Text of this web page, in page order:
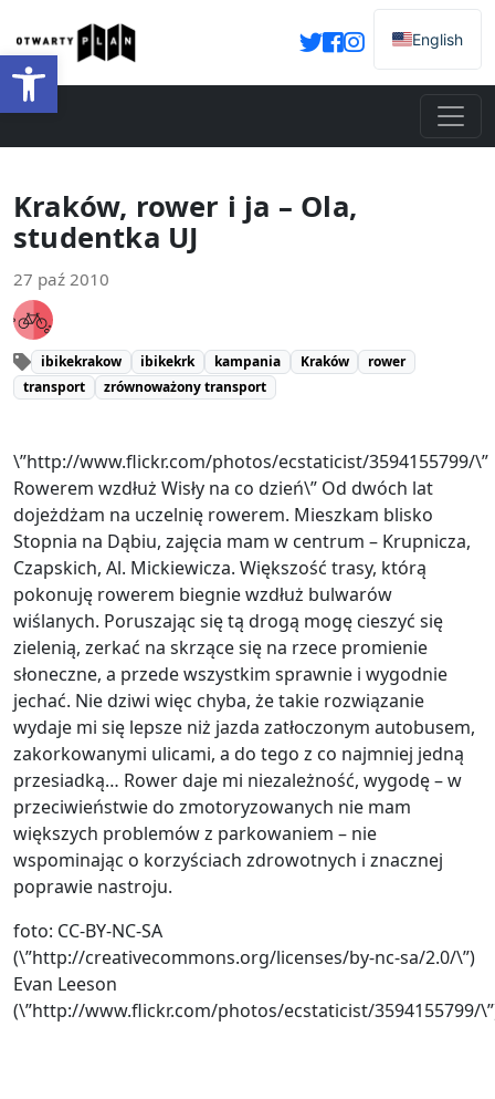
Otwórz pasek narzędzi
English
Kraków, rower i ja – Ola,
studentka UJ
27 paź 2010
ibikekrakow ibikekrk kampania Kraków
rower
transport
zrównoważony transport
\”http://www.flickr.com/photos/ecstaticist/3594155799/\”
Rowerem wzdłuż Wisły na co dzień\” Od dwóch lat
dojeżdżam na uczelnię rowerem. Mieszkam blisko
Stopnia na Dąbiu, zajęcia mam w centrum – Krupnicza,
Czapskich, Al. Mickiewicza. Większość trasy, którą
pokonuję rowerem biegnie wzdłuż bulwarów
wiślanych. Poruszając się tą drogą mogę cieszyć się
zielenią, zerkać na skrzące się na rzece promienie
słoneczne, a przede wszystkim sprawnie i wygodnie
jechać. Nie dziwi więc chyba, że takie rozwiązanie
wydaje mi się lepsze niż jazda zatłoczonym autobusem,
zakorkowanymi ulicami, a do tego z co najmniej jedną
przesiadką… Rower daje mi niezależność, wygodę – w
przeciwieństwie do zmotoryzowanych nie mam
większych problemów z parkowaniem – nie
wspominając o korzyściach zdrowotnych i znacznej
poprawie nastroju.
foto: CC-BY-NC-SA
(\”http://creativecommons.org/licenses/by-nc-sa/2.0/\”)
Evan Leeson
(\”http://www.flickr.com/photos/ecstaticist/3594155799/